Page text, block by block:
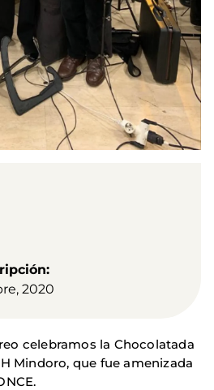
2020
celebramos la Chocolatada
Mindoro, que fue amenizada